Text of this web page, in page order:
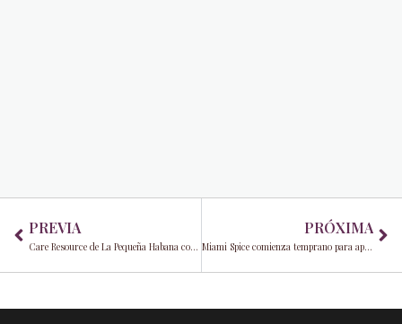
PREVIA
Care Resource de La Pequeña Habana compra un edificio
PRÓXIMA
Miami Spice comienza temprano para apoyar restaurantes locales